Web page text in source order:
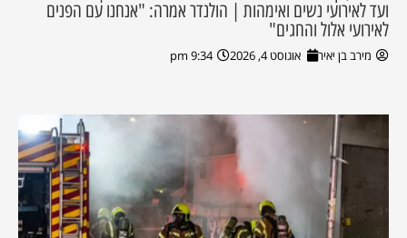
ועד לאירועי נשים ואימהות | הולנדר אמרה: "אנחנו עם הפנים
לאירועי אלול והחגים"
מירב בן יאיר אוגוסט 4, 2026 9:34 pm